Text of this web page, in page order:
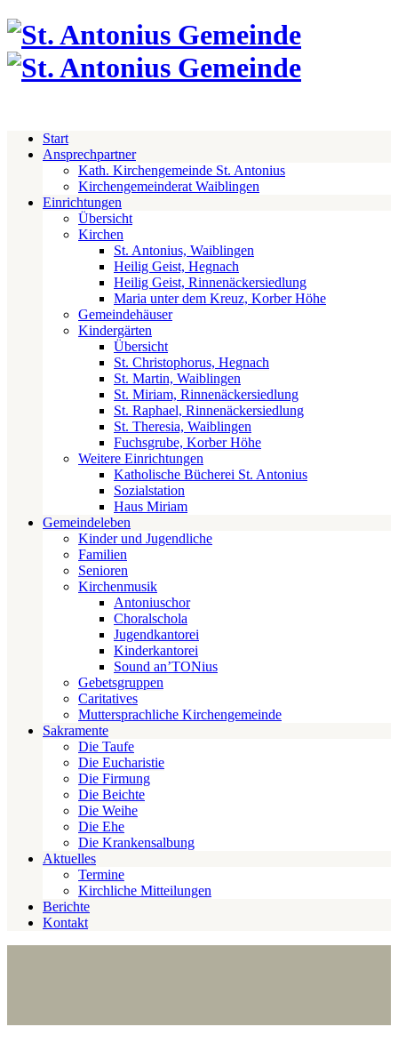
Start
Ansprechpartner
Kath. Kirchengemeinde St. Antonius
Kirchengemeinderat Waiblingen
Einrichtungen
Übersicht
Kirchen
St. Antonius, Waiblingen
Heilig Geist, Hegnach
Heilig Geist, Rinnenäckersiedlung
Maria unter dem Kreuz, Korber Höhe
Gemeindehäuser
Kindergärten
Übersicht
St. Christophorus, Hegnach
St. Martin, Waiblingen
St. Miriam, Rinnenäckersiedlung
St. Raphael, Rinnenäckersiedlung
St. Theresia, Waiblingen
Fuchsgrube, Korber Höhe
Weitere Einrichtungen
Katholische Bücherei St. Antonius
Sozialstation
Haus Miriam
Gemeindeleben
Kinder und Jugendliche
Familien
Senioren
Kirchenmusik
Antoniuschor
Choralschola
Jugendkantorei
Kinderkantorei
Sound an’TONius
Gebetsgruppen
Caritatives
Muttersprachliche Kirchengemeinde
Sakramente
Die Taufe
Die Eucharistie
Die Firmung
Die Beichte
Die Weihe
Die Ehe
Die Krankensalbung
Aktuelles
Termine
Kirchliche Mitteilungen
Berichte
Kontakt